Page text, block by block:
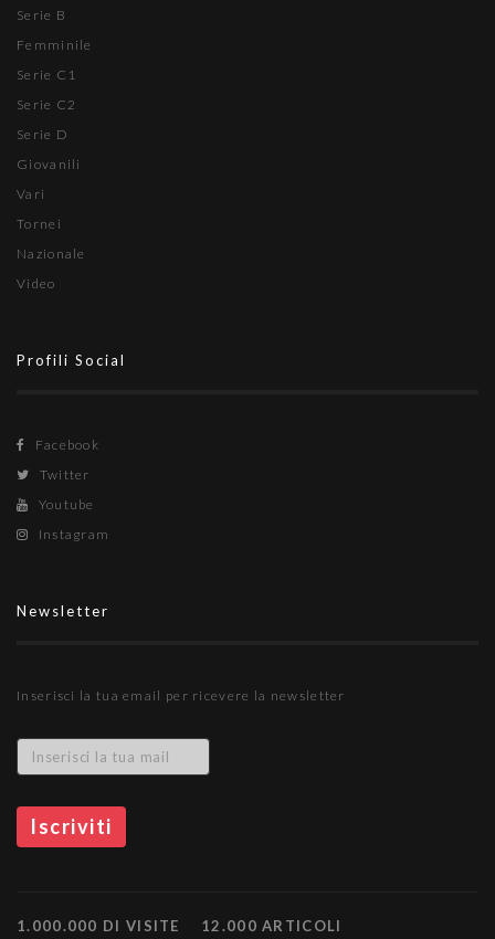
Serie B
Femminile
Serie C1
Serie C2
Serie D
Giovanili
Vari
Tornei
Nazionale
Video
Profili Social
Facebook
Twitter
Youtube
Instagram
Newsletter
Inserisci la tua email per ricevere la newsletter
1.000.000 DI VISITE 12.000 ARTICOLI